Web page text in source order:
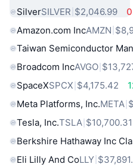
SilverSILVER $2,046.99
Amazon.com IncAMZN
Taiwan Semiconductor
Broadcom IncAVGO
SpaceXSPCX $4,175.42
Meta Platforms, Inc.META
Tesla, Inc.TSLA $10,700.31
Berkshire Hathaway Inc
Eli Lilly And CoLLY